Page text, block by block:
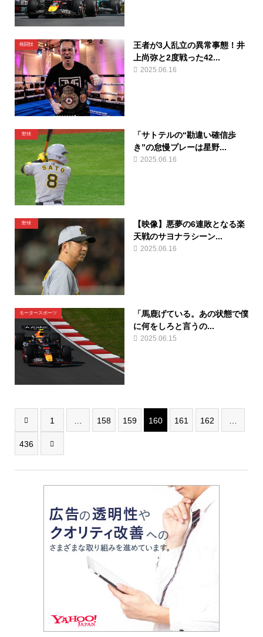
格闘技
王者が3人乱立の異常事態！井
上尚弥と2度戦った42...
2025.06.16
野球
「サトテルの“勘違い確信歩
き”の怠慢プレーは星野...
2025.06.16
野球
【映像】悪夢の6連敗となる楽
天戦のサヨナラシーン...
2025.06.16
モータースポーツ
「馬鹿げている。あの状態で僕
に何をしろと言うの...
2025.06.15
 1 158 159 160 161 162
436 